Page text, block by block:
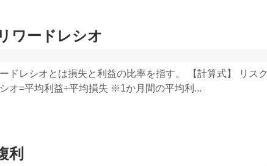
ワードレシオ
ドレシオとは損失と利益の比率を指す。 【計算式】 リスク
オ=平均利益÷平均損失 ※1か月間の平均利...
利